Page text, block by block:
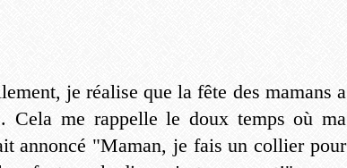
je réalise que la fête des mamans a
Cela me rappelle le doux temps où ma
annoncé "Maman, je fais un collier pour